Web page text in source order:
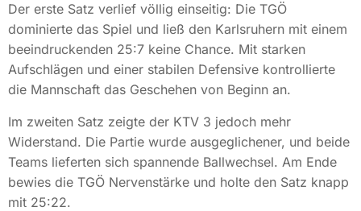
Der erste Satz verlief völlig einseitig: Die TGÖ
dominierte das Spiel und ließ den Karlsruhern mit einem
beeindruckenden 25:7 keine Chance. Mit starken
Aufschlägen und einer stabilen Defensive kontrollierte
die Mannschaft das Geschehen von Beginn an.
Im zweiten Satz zeigte der KTV 3 jedoch mehr
Widerstand. Die Partie wurde ausgeglichener, und beide
Teams lieferten sich spannende Ballwechsel. Am Ende
bewies die TGÖ Nervenstärke und holte den Satz knapp
mit 25:22.